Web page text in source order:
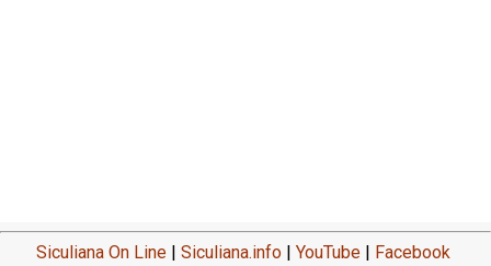
Siculiana On Line | Siculiana.info | YouTube | Facebook